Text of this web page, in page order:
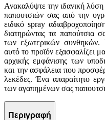
Ανακαλύψτε την ιδανική
παπουτσιών σας από την
ειδικό spray
διατηρώντας τα παπούτσια
των εξωτερικών συνθηκών.
αυτό το προϊόν εξασφαλίζει
αρχικής εμφάνισης των
και την ασφάλεια που
λεκέδες. Ένα απαραίτητο
των αγαπημένων σας
Περιγραφή